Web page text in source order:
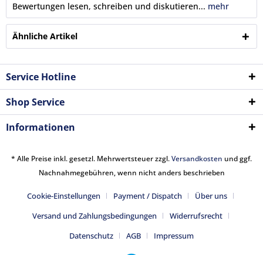
Bewertungen lesen, schreiben und diskutieren... mehr
Ähnliche Artikel
Service Hotline
Shop Service
Informationen
* Alle Preise inkl. gesetzl. Mehrwertsteuer zzgl.Versandkosten und ggf.
Nachnahmegebühren, wenn nicht anders beschrieben
Cookie-Einstellungen Payment / Dispatch
Über uns
Versand und Zahlungsbedingungen
Widerrufsrecht
Datenschutz
AGB Impressum